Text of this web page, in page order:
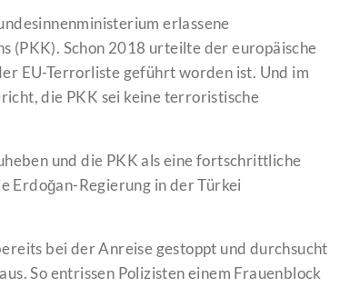
erlassene
Schon 2018 urteilte der europäische
EU-Terrorliste geführt worden ist. Und im
die PKK sei keine terroristische
und die PKK als eine fortschrittliche
Erdoğan-Regierung in der Türkei
bei der Anreise gestoppt und durchsucht
So entrissen Polizisten einem Frauenblock